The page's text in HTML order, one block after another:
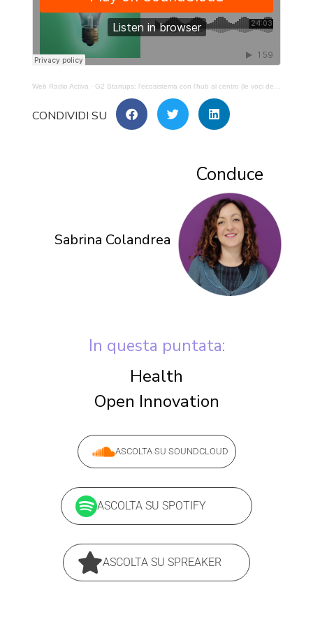
Web Radio Activa · G2 Startups: l’ecosistema con l’hub al centro (le voci dell’health) – 1.B
Conduce
Sabrina Colandrea
In questa puntata:
Health
Open Innovation
ASCOLTA SU SOUNDCLOUD
ASCOLTA SU SPOTIFY
ASCOLTA SU SPREAKER